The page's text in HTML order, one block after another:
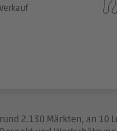
2.130 Märkten, an 10